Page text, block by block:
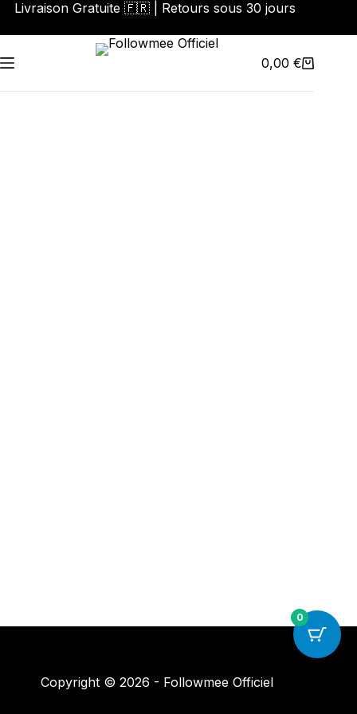
Livraison Gratuite 🇫🇷 | Retours sous 30 jours
0,00€
Copyright © 2026 - Followmee Officiel
0